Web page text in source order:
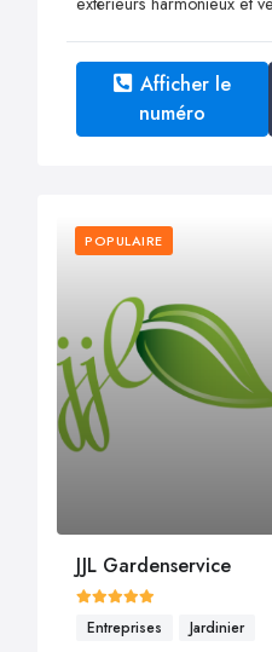
Afficher le
numéro
POPULAIRE
JJL Gardenservice
Entreprises Jardinier